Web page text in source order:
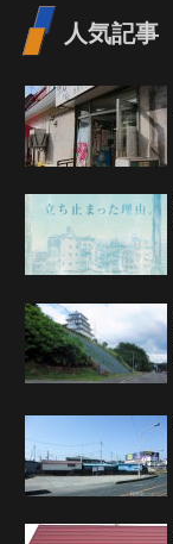
人気記事